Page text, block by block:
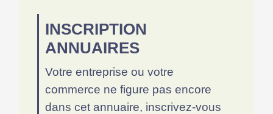
INSCRIPTION
ANNUAIRES
Votre entreprise ou votre
commerce ne figure pas encore
dans cet annuaire, inscrivez-vous